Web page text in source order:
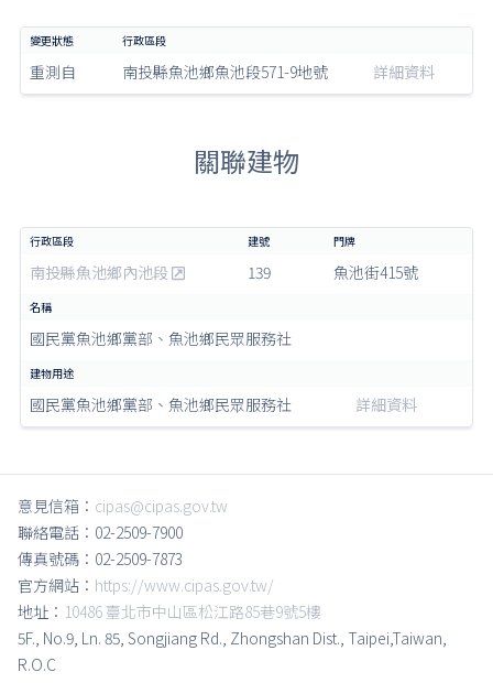
重測自 南投縣魚池鄉魚池段571-9地號 詳細資料
關聯建物
南投縣魚池鄉內池段 139 魚池街415號
國民黨魚池鄉黨部、魚池鄉民眾服務社
國民黨魚池鄉黨部、魚池鄉民眾服務社 詳細資料
意見信箱： cipas@cipas.gov.tw
聯絡電話：02-2509-7900
傳真號碼：02-2509-7873
官方網站： https://www.cipas.gov.tw/
地址： 10486 臺北市中山區松江路85巷9號5樓
5F., No.9, Ln. 85, Songjiang Rd., Zhongshan Dist., Taipei,Taiwan,
R.O.C